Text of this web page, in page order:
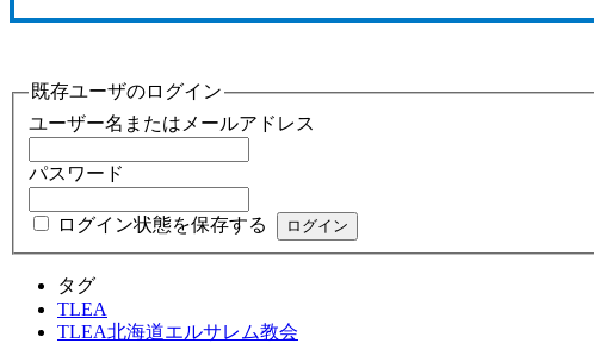
既存ユーザのログイン
ユーザー名またはメールアドレス
パスワード
ログイン状態を保存する
タグ
TLEA
TLEA北海道エルサレム教会